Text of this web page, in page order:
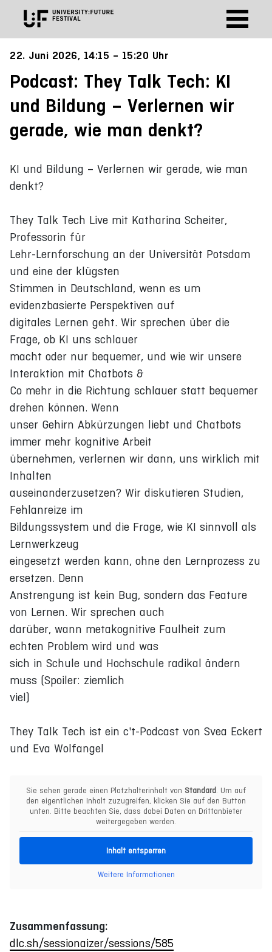
22. Juni 2026, 14:15 – 15:20 Uhr
Podcast: They Talk Tech: KI
und Bildung – Verlernen wir
gerade, wie man denkt?
KI und Bildung – Verlernen wir gerade, wie man
denkt?
They Talk Tech Live mit Katharina Scheiter,
Professorin für
Lehr-Lernforschung an der Universität Potsdam
und eine der klügsten
Stimmen in Deutschland, wenn es um
evidenzbasierte Perspektiven auf
digitales Lernen geht. Wir sprechen über die
Frage, ob KI uns schlauer
macht oder nur bequemer, und wie wir unsere
Interaktion mit Chatbots &
Co mehr in die Richtung schlauer statt bequemer
drehen können. Wenn
unser Gehirn Abkürzungen liebt und Chatbots
immer mehr kognitive Arbeit
übernehmen, verlernen wir dann, uns wirklich mit
Inhalten
auseinanderzusetzen? Wir diskutieren Studien,
Fehlanreize im
Bildungssystem und die Frage, wie KI sinnvoll als
Lernwerkzeug
eingesetzt werden kann, ohne den Lernprozess zu
ersetzen. Denn
Anstrengung ist kein Bug, sondern das Feature
von Lernen. Wir sprechen auch
darüber, wann metakognitive Faulheit zum
echten Problem wird und was
sich in Schule und Hochschule radikal ändern
muss (Spoiler: ziemlich
viel)
They Talk Tech ist ein c't-Podcast von Svea Eckert
und Eva Wolfangel
Sie sehen gerade einen Platzhalterinhalt von Standard . Um auf
den eigentlichen Inhalt zuzugreifen, klicken Sie auf den Button
unten. Bitte beachten Sie, dass dabei Daten an Drittanbieter
weitergegeben werden.
Inhalt entsperren
Weitere Informationen
Zusammenfassung:
dlc.sh/sessionaizer/sessions/585